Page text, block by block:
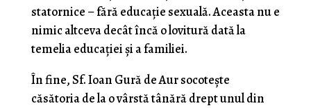
statornice – fără educație sexuală. Aceasta nu e
nimic altceva decât încă o lovitură dată la
temelia educației și a familiei.
În fine, Sf. Ioan Gură de Aur socotește
căsătoria de la o vârstă tânără drept unul din